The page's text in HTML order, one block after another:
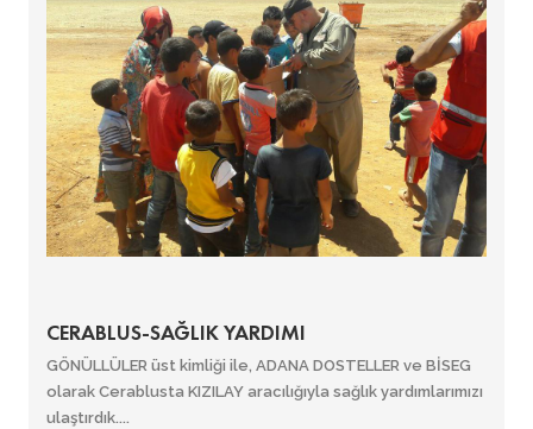
CERABLUS-SAĞLIK YARDIMI
GÖNÜLLÜLER üst kimliği ile, ADANA DOSTELLER ve BİSEG
olarak Cerablusta KIZILAY aracılığıyla sağlık yardımlarımızı
ulaştırdık....